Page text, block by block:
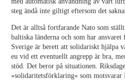
steg ändå inte giltigt eftersom det
Det är alltså fortfarande Nato som
baltiska länderna och som har
Sverige är berett att solidariskt hjälpa
eu vid ett eventuellt angrepp är bra,
stöd. Det beror på situationen.
»solidaritetsförklaring« som motsvarar